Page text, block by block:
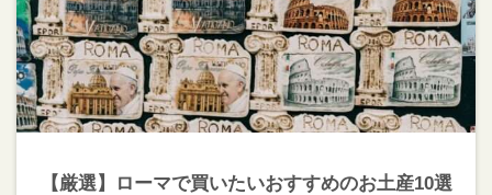
【厳選】ローマで買いたいおすすめのお土産10選